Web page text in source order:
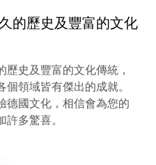
的歷史及豐富的文化
歷史及豐富的文化傳統，
個領域皆有傑出的成就。
德國文化，相信會為您的
許多驚喜。